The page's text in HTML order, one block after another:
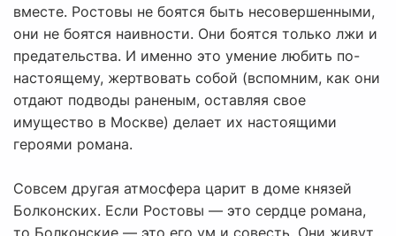
вместе. Ростовы не боятся быть несовершенными,
они не боятся наивности. Они боятся только лжи и
предательства. И именно это умение любить по-
настоящему, жертвовать собой (вспомним, как они
отдают подводы раненым, оставляя свое
имущество в Москве) делает их настоящими
героями романа.
Совсем другая атмосфера царит в доме князей
Болконских. Если Ростовы — это сердце романа,